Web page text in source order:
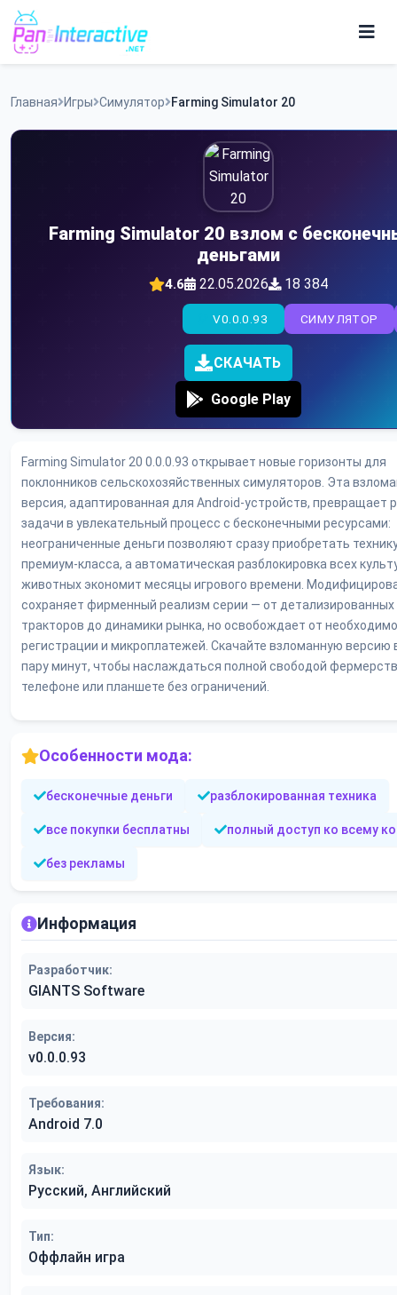
Skip
content
Программы
Главная Игры Симулятор Farming Simulator 20
Farming Simulator 20 взлом с
деньгами
4.6 22.05.2026 18 384
СИМУЛЯТОР
V0.0.0.93
СКАЧАТЬ
Google Play
Farming Simulator 20 0.0.0.93 открывает новые горизонты для
поклонников сельскохозяйственных симуляторов. Эта
версия, адаптированная для Android-устройств, превращает
задачи в увлекательный процесс с бесконечными ресурсами:
неограниченные деньги позволяют сразу приобретать
премиум-класса, а автоматическая разблокировка всех
животных экономит месяцы игрового времени.
сохраняет фирменный реализм серии — от детализированных
тракторов до динамики рынка, но освобождает от
регистрации и микроплатежей. Скачайте взломанную версию
пару минут, чтобы наслаждаться полной свободой
телефоне или планшете без ограничений.
Особенности мода:
бесконечные деньги разблокированная техника
все покупки бесплатны полный доступ ко всему
без рекламы
Информация
Разработчик:
GIANTS Software
Версия:
v0.0.0.93
Требования:
Android 7.0
Язык:
Русский, Английский
Тип:
Оффлайн игра